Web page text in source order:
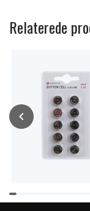
Relaterede
Item
1